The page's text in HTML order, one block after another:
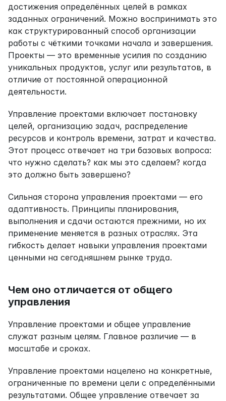
достижения определённых целей в рамках
заданных ограничений. Можно воспринимать это
как структурированный способ организации
работы с чёткими точками начала и завершения.
Проекты — это временные усилия по созданию
уникальных продуктов, услуг или результатов, в
отличие от постоянной операционной
деятельности.
Управление проектами включает постановку
целей, организацию задач, распределение
ресурсов и контроль времени, затрат и качества.
Этот процесс отвечает на три базовых вопроса:
что нужно сделать? как мы это сделаем? когда
это должно быть завершено?
Сильная сторона управления проектами — его
адаптивность. Принципы планирования,
выполнения и сдачи остаются прежними, но их
применение меняется в разных отраслях. Эта
гибкость делает навыки управления проектами
ценными на сегодняшнем рынке труда.
Чем оно отличается от общего
управления
Управление проектами и общее управление
служат разным целям. Главное различие — в
масштабе и сроках.
Управление проектами нацелено на конкретные,
ограниченные по времени цели с определёнными
результатами. Общее управление отвечает за